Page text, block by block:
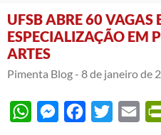
UFSB ABRE 60 VAGAS
ESPECIALIZAÇÃO EM
ARTES
Pimenta Blog - 8 de janeiro de
WhatsAppMessengerFacebook
Twitter